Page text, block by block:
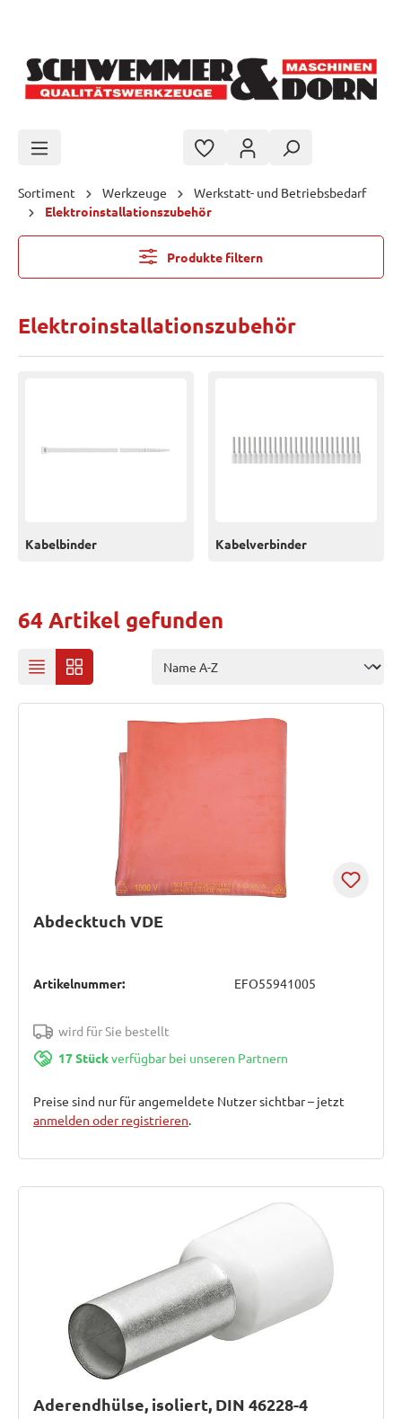
Sortiment Werkzeuge
Werkstatt- und Betriebsbedarf
Elektroinstallationszubehör
Produkte filtern
Elektroinstallationszubehör
Kabelbinder Kabelverbinder
64 Artikel gefunden
Abdecktuch VDE
Artikelnummer: EFO55941005
wird für Sie bestellt
17 Stückverfügbar bei unseren Partnern
Preise sind nur für angemeldete Nutzer sichtbar – jetzt
anmelden oder registrieren.
Aderendhülse, isoliert, DIN 46228-4